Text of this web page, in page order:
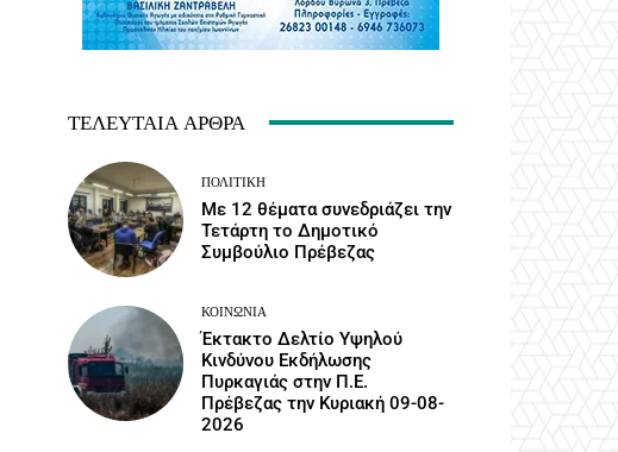
ΤΕΛΕΥΤΑΊΑ ΆΡΘΡΑ
ΠΟΛΙΤΙΚΉ
Με 12 θέματα συνεδριάζει την
Τετάρτη το Δημοτικό
Συμβούλιο Πρέβεζας
ΚΟΙΝΩΝΙΑ
Έκτακτο Δελτίο Υψηλού
Κινδύνου Εκδήλωσης
Πυρκαγιάς στην Π.Ε.
Πρέβεζας την Κυριακή 09-08-
2026